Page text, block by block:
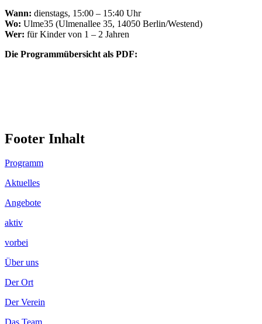
Wann: dienstags, 15:00 – 15:40 Uhr
Wo: Ulme35 (Ulmenallee 35, 14050 Berlin/Westend)
Wer: für Kinder von 1 – 2 Jahren
Die Programmübersicht als PDF:
Footer Inhalt
Programm
Aktuelles
Angebote
aktiv
vorbei
Über uns
Der Ort
Der Verein